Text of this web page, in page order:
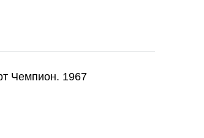
Чемпион. 1967